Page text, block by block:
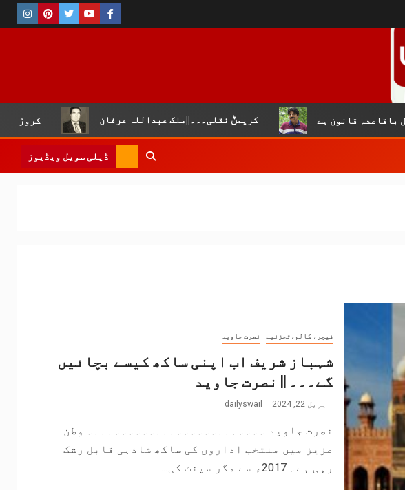
کروڑ لال عیسن :چوپال کریمݨ نقلی۔۔۔||ملک عبداللہ عرفان
ڈیلی سویل ویڈیوز
فیچر، کالم،تجزئیے نصرت جاوید
شہباز شریف اب اپنی ساکھ کیسے بچائیں
گے۔۔۔ || نصرت جاوید
اپریل 22, 2024 dailyswail
نصرت جاوید ۔۔۔۔۔۔۔۔۔۔۔۔۔۔۔۔۔۔۔۔۔۔۔۔۔۔ وطن
عزیز میں منتخب اداروں کی ساکھ شاذہی قابل رشک
رہی ہے۔ 2017ء سے مگر سینٹ کی...